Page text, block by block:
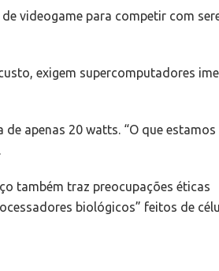
videogame para competir com
exigem supercomputadores
apenas 20 watts. “O que estamos
também traz preocupações éticas
biológicos” feitos de